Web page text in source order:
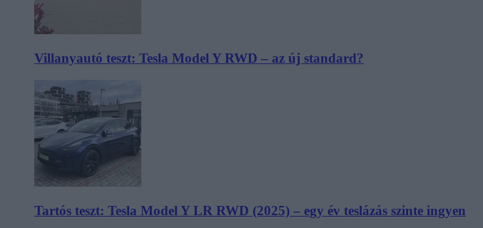
Villanyautó teszt: Tesla Model Y RWD – az új standard?
Tartós teszt: Tesla Model Y LR RWD (2025) – egy év teslázás szinte ingyen